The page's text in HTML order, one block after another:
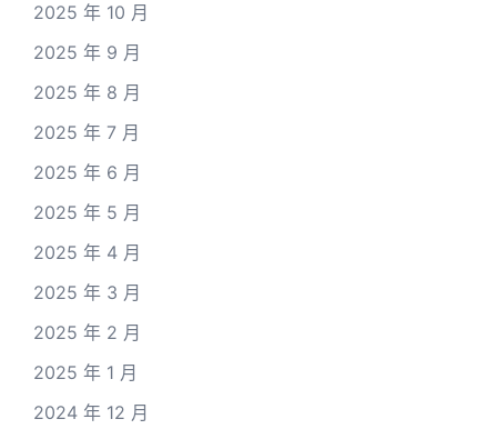
2025 年 10 月
2025 年 9 月
2025 年 8 月
2025 年 7 月
2025 年 6 月
2025 年 5 月
2025 年 4 月
2025 年 3 月
2025 年 2 月
2025 年 1 月
2024 年 12 月